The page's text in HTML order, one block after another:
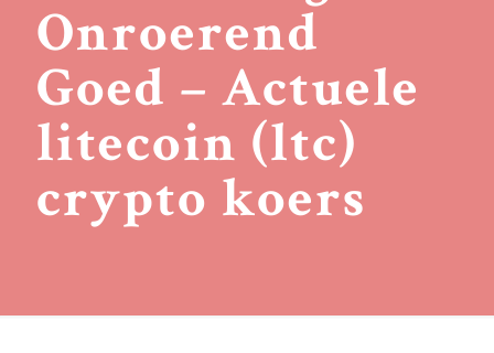
Onroerend
Goed – Actuele
litecoin (ltc)
crypto koers